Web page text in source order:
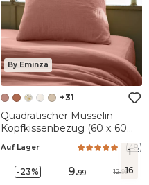
1
16
By Eminza
+31
Quadratischer Musselin-
Kopfkissenbezug (60 x 60
Auf Lager (48)
-23% 9.99 12.99